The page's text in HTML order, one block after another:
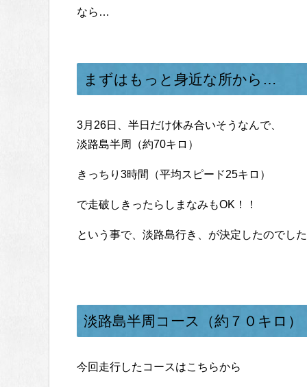
なら…
まずはもっと身近な所から…
3月26日、半日だけ休み合いそうなんで、
淡路島半周（約70キロ）
きっちり3時間（平均スピード25キロ）
で走破しきったらしまなみもOK！！
という事で、淡路島行き、が決定したのでし
淡路島半周コース（約７０キロ）
今回走行したコースはこちらから